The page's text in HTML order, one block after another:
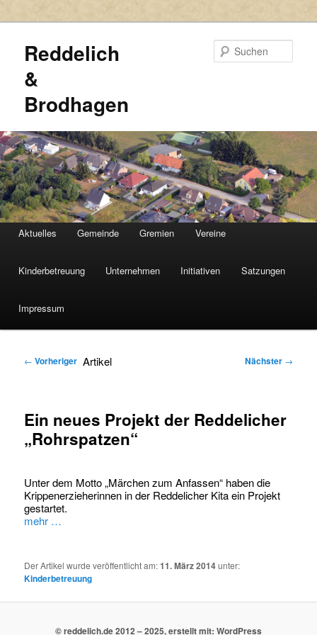
Reddelich
&
Brodhagen
HAUPTMENÜ
Zum
primären
Inhalt
Zum
sekundären
Inhalt
Aktuelles Gemeinde Gremien Vereine
Kinderbetreuung Unternehmen Initiativen Satzungen
Impressum
Artikel
← Vorheriger Nächster →
Ein neues Projekt der Reddelicher
„Rohrspatzen“
Unter dem Motto „Märchen zum Anfassen“ haben die
Krippenerzieherinnen in der Reddelicher Kita ein Projekt
gestartet.
mehr …
Der Artikel wurde veröffentlicht am:11. März 2014unter:
Kinderbetreuung
© reddelich.de 2012 – 2025, erstellt mit: WordPress